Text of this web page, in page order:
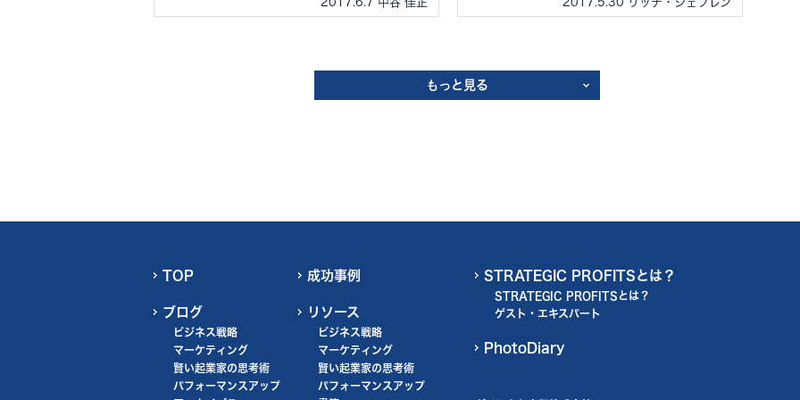
2017.6.7 中谷 佳正 2017.5.30 リッチ・シェフレン
もっと見る
TOP
ブログ
ビジネス戦略
マーケティング
賢い起業家の思考術
パフォーマンスアップ
成功事例
リソース
ビジネス戦略
マーケティング
賢い起業家の思考術
パフォーマンスアップ
STRATEGIC PROFITSとは？
STRATEGIC PROFITSとは？
ゲスト・エキスパート
PhotoDiary